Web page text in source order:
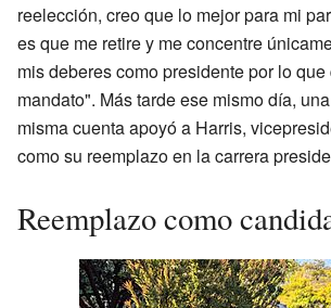
reelección, creo que lo mejor para mi
es que me retire y me concentre
mis deberes como presidente por lo
mandato". Más tarde ese mismo día,
misma cuenta apoyó a Harris,
como su reemplazo en la carrera
Reemplazo como